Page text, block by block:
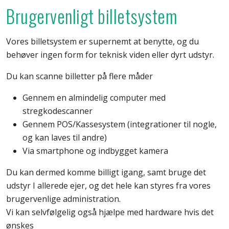
Brugervenligt billetsystem
Vores billetsystem er supernemt at benytte, og du
behøver ingen form for teknisk viden eller dyrt udstyr.
Du kan scanne billetter på flere måder
Gennem en almindelig computer med
stregkodescanner
Gennem POS/Kassesystem (integrationer til nogle,
og kan laves til andre)
Via smartphone og indbygget kamera
Du kan dermed komme billigt igang, samt bruge det
udstyr I allerede ejer, og det hele kan styres fra vores
brugervenlige administration.
Vi kan selvfølgelig også hjælpe med hardware hvis det
ønskes